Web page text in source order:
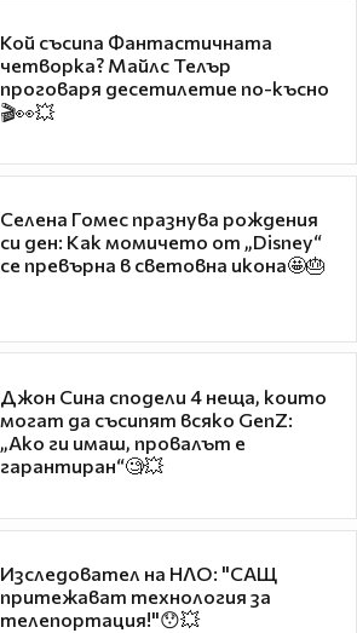
Кой съсипа Фантастичната
четворка? Майлс Телър
проговаря десетилетие по-късно
🎬👀💥
Селена Гомес празнува рождения
си ден: Как момичето от „Disney“
се превърна в световна икона🤩🎂
Джон Сина сподели 4 неща, които
могат да съсипят всяко GenZ:
„Ако ги имаш, провалът е
гарантиран“🧐💥
Изследовател на НЛО: "САЩ
притежават технология за
телепортация!"😯💥